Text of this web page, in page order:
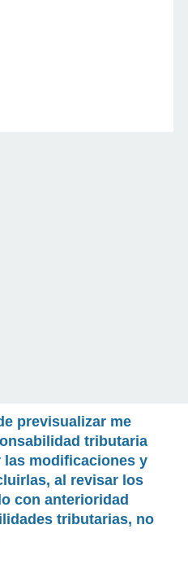
previsualizar me
tributaria
las modificaciones y
al revisar los
con anterioridad
tributarias, no